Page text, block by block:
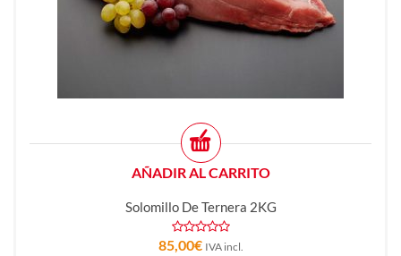
AÑADIR AL CARRITO
Solomillo De Ternera 2KG
85,00€ IVA incl.